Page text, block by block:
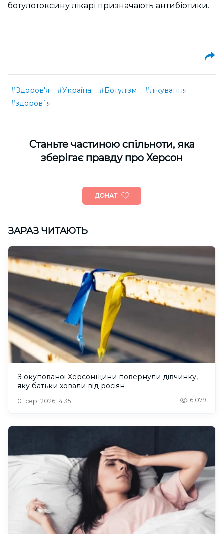
ботулотоксину лікарі призначають антибіотики.
#Здоров'я #Україна #Ботулізм
#лікування
#здоров`я
Cтаньте частиною спільноти, яка
зберігає правду про Херсон
ДОНАТ
ЗАРАЗ ЧИТАЮТЬ
З окупованої Херсонщини повернули дівчинку,
яку батьки ховали від росіян
01 сер. 2026 14:35 6,079